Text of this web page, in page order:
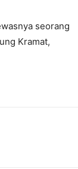
seorang
Kramat,